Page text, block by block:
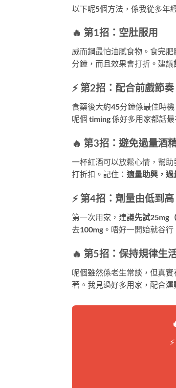
以下呢5個方法，係我從多年
🔥 第1招：空肚服用
威而鋼最怕油膩食物。食完
分鐘，而且效果會打折。建議
⚡ 第2招：配合前戲節奏
食藥後大約45分鐘係最佳時
呢個 timing 係好多用家都話最
🔥 第3招：避免過量酒
一杯紅酒可以放鬆心情，幫
打折扣。記住： 適量助興，過
⚡ 第4招：劑量由低到高
第一次用家，建議先試25mg
去100mg。唔好一開始就谷
🔥 第5招：保持規律生
呢個雖然係老生常談，但真
著。我見過好多用家，配合